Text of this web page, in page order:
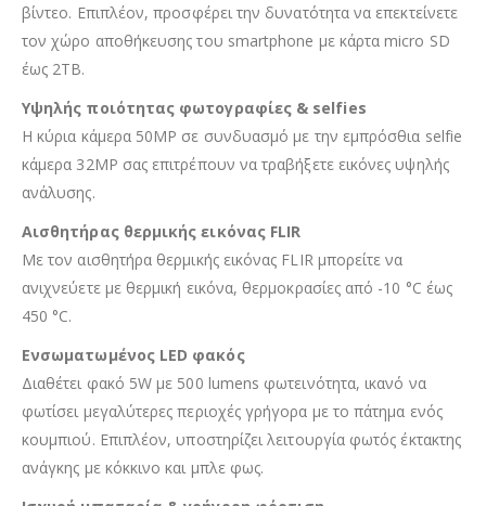
βίντεο. Επιπλέον, προσφέρει την δυνατότητα να επεκτείνετε
τον χώρο αποθήκευσης του smartphone με κάρτα micro SD
έως 2TB.
Υψηλής ποιότητας φωτογραφίες & selfies
Η κύρια κάμερα 50MP σε συνδυασμό με την εμπρόσθια selfie
κάμερα 32MP σας επιτρέπουν να τραβήξετε εικόνες υψηλής
ανάλυσης.
Αισθητήρας θερμικής εικόνας FLIR
Με τον αισθητήρα θερμικής εικόνας FLIR μπορείτε να
ανιχνεύετε με θερμική εικόνα, θερμοκρασίες από -10 °C έως
450 °C.
Ενσωματωμένος LED φακός
Διαθέτει φακό 5W με 500 lumens φωτεινότητα, ικανό να
φωτίσει μεγαλύτερες περιοχές γρήγορα με το πάτημα ενός
κουμπιού. Επιπλέον, υποστηρίζει λειτουργία φωτός έκτακτης
ανάγκης με κόκκινο και μπλε φως.